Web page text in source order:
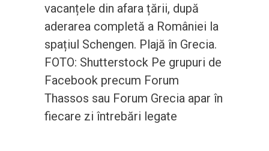
vacanțele din afara țării, după
aderarea completă a României la
spațiul Schengen. Plajă în Grecia.
FOTO: Shutterstock Pe grupuri de
Facebook precum Forum
Thassos sau Forum Grecia apar în
fiecare zi întrebări legate